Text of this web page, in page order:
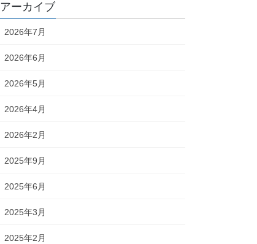
アーカイブ
2026年7月
2026年6月
2026年5月
2026年4月
2026年2月
2025年9月
2025年6月
2025年3月
2025年2月